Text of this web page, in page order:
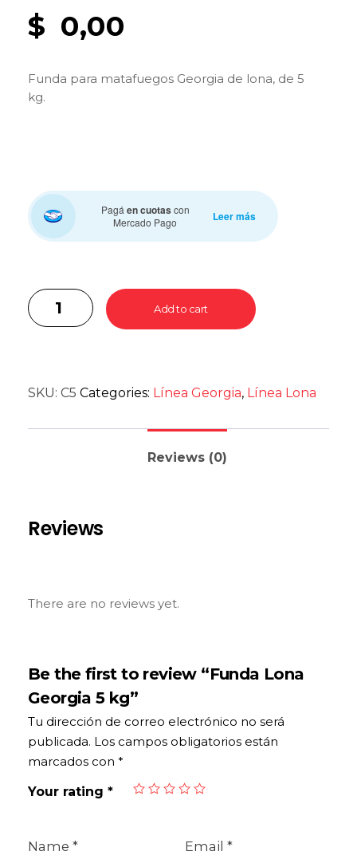
$ 0,00
Funda para matafuegos Georgia de lona, de 5
kg.
Pagáen cuotas con
Mercado Pago
Leer más
Add to cart
SKU: C5 Categories: Línea Georgia, Línea Lona
Reviews (0)
Reviews
There are no reviews yet.
Be the first to review “Funda Lona
Georgia 5 kg”
Tu dirección de correo electrónico no será
publicada. Los campos obligatorios están
marcados con *
Name * Email *
Your rating *